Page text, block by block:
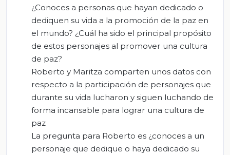
¿Conoces a personas que hayan dedicado o
dediquen su vida a la promoción de la paz en
el mundo? ¿Cuál ha sido el principal propósito
de estos personajes al promover una cultura
de paz?
Roberto y Maritza comparten unos datos con
respecto a la participación de personajes que
durante su vida lucharon y siguen luchando de
forma incansable para lograr una cultura de
paz
La pregunta para Roberto es ¿conoces a un
personaje que dedique o haya dedicado su